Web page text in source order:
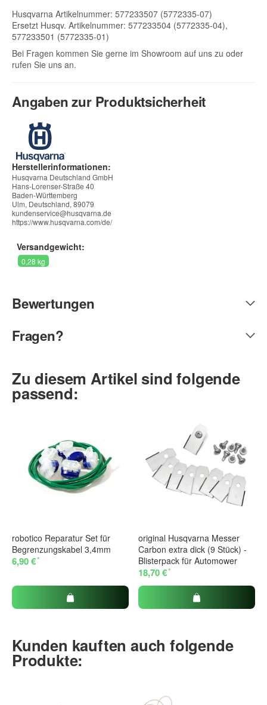
Husqvarna Artikelnummer: 577233507 (5772335-07)
Ersetzt Husqv. Artikelnummer: 577233504 (5772335-04),
577233501 (5772335-01)
Bei Fragen kommen Sie gerne im Showroom auf uns zu oder
rufen Sie uns an.
Angaben zur Produktsicherheit
Herstellerinformationen:
Husqvarna Deutschland GmbH
Hans-Lorenser-Straße 40
Baden-Württemberg
Ulm, Deutschland, 89079
kundenservice@husqvarna.de
https://www.husqvarna.com/de/
Versandgewicht:
0,28 kg
Bewertungen
Fragen?
Zu diesem Artikel sind folgende
passend:
robotico Reparatur Set für
Begrenzungskabel 3,4mm
6,90 €*
original Husqvarna Messer
Carbon extra dick (9 Stück) -
Blisterpack für Automower
18,70 €*
Kunden kauften auch folgende
Produkte: